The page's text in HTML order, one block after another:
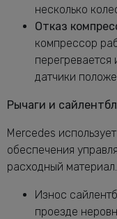
несколько
Отказ
компрессор
перегревается
датчики
Рычаги и
Mercedes
обеспечения
расходный материал.
Износ
проезде